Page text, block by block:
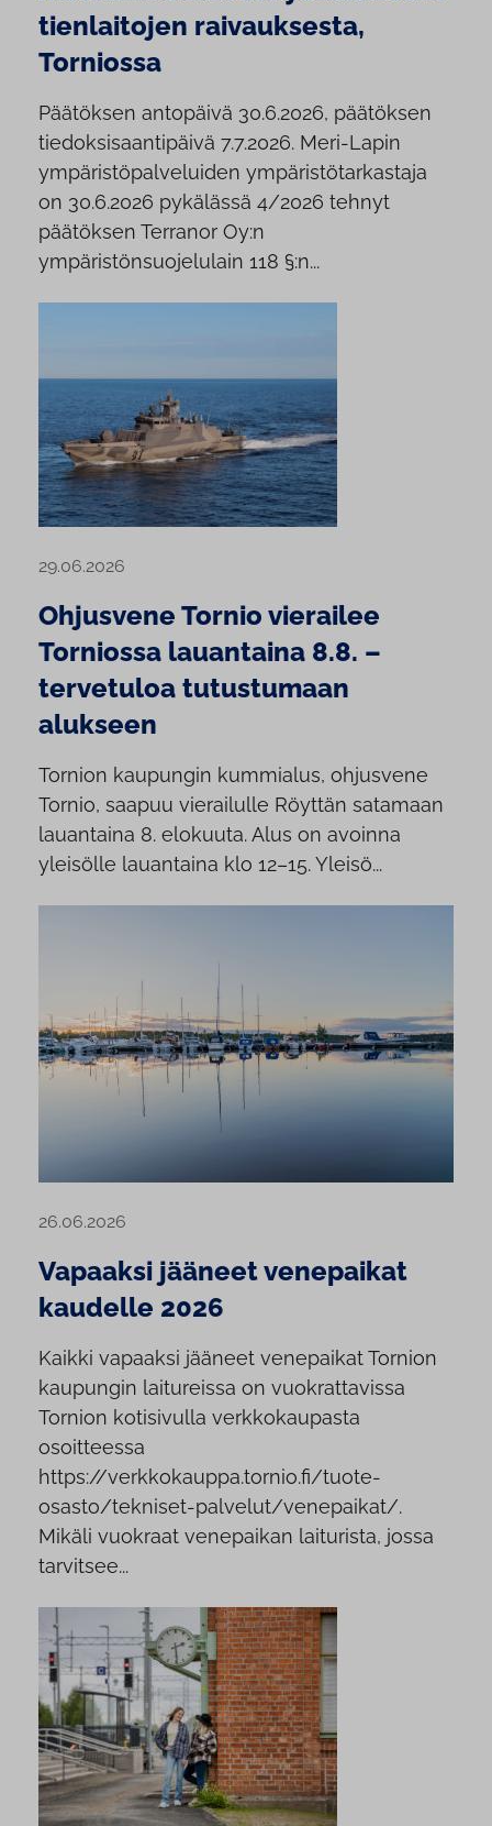
tienlaitojen raivauksesta,
Torniossa
Päätöksen antopäivä 30.6.2026, päätöksen
tiedoksisaantipäivä 7.7.2026. Meri-Lapin
ympäristöpalveluiden ympäristötarkastaja
on 30.6.2026 pykälässä 4/2026 tehnyt
päätöksen Terranor Oy:n
ympäristönsuojelulain 118 §:n...
29.06.2026
Ohjusvene Tornio vierailee
Torniossa lauantaina 8.8. –
tervetuloa tutustumaan
alukseen
Tornion kaupungin kummialus, ohjusvene
Tornio, saapuu vierailulle Röyttän satamaan
lauantaina 8. elokuuta. Alus on avoinna
yleisölle lauantaina klo 12–15. Yleisö...
26.06.2026
Vapaaksi jääneet venepaikat
kaudelle 2026
Kaikki vapaaksi jääneet venepaikat Tornion
kaupungin laitureissa on vuokrattavissa
Tornion kotisivulla verkkokaupasta
osoitteessa
https://verkkokauppa.tornio.fi/tuote-
osasto/tekniset-palvelut/venepaikat/.
Mikäli vuokraat venepaikan laiturista, jossa
tarvitsee...